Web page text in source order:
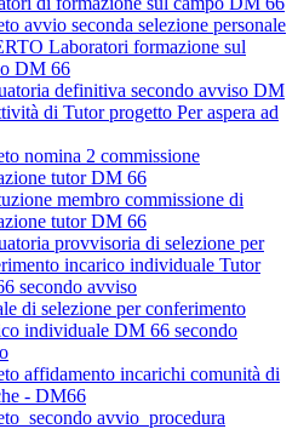
avvio seconda selezione personale
Laboratori formazione sul
DM 66
definitiva secondo avviso DM
di Tutor progetto Per aspera ad
nomina 2 commissione
tutor DM 66
membro commissione di
tutor DM 66
provvisoria di selezione per
incarico individuale Tutor
secondo avviso
di selezione per conferimento
individuale DM 66 secondo
affidamento incarichi comunità di
- DM66
avvio_procedura